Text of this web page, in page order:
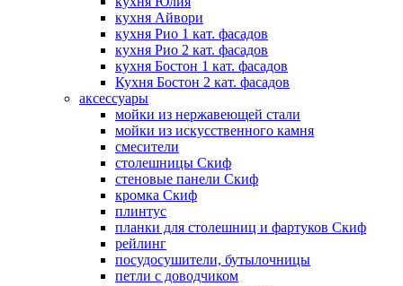
кухня Айвори
кухня Рио 1 кат. фасадов
кухня Рио 2 кат. фасадов
кухня Бостон 1 кат. фасадов
Кухня Бостон 2 кат. фасадов
аксессуары
мойки из нержавеющей стали
мойки из искусственного камня
смесители
столешницы Скиф
стеновые панели Скиф
кромка Скиф
плинтус
планки для столешниц и фартуков Скиф
рейлинг
посудосушители, бутылочницы
петли с доводчиком